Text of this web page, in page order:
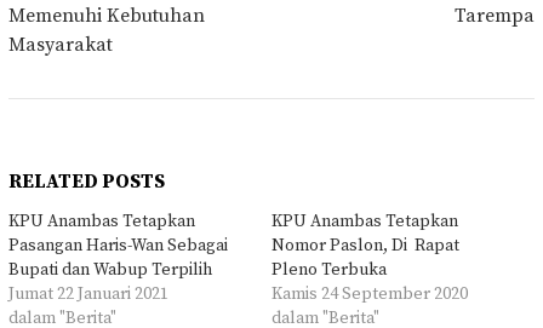
Memenuhi Kebutuhan
Masyarakat
Tarempa
RELATED POSTS
KPU Anambas Tetapkan
Pasangan Haris-Wan Sebagai
Bupati dan Wabup Terpilih
Jumat 22 Januari 2021
dalam "Berita"
KPU Anambas Tetapkan
Nomor Paslon, Di Rapat
Pleno Terbuka
Kamis 24 September 2020
dalam "Berita"